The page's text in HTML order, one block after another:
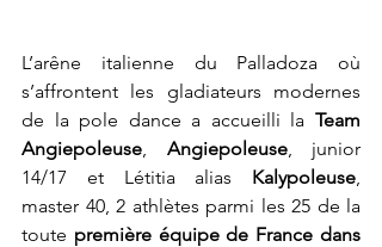
L’arêne italienne du Palladoza où
s’affrontent les gladiateurs modernes
de la pole dance a accueilli la Team
Angiepoleuse, Angiepoleuse, junior
14/17 et Létitia alias Kalypoleuse,
master 40, 2 athlètes parmi les 25 de la
toute première équipe de France dans